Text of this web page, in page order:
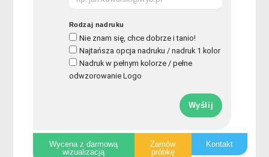
Rodzaj nadruku
Nie znam się, chce dobrze i tanio!
Najtańsza opcja nadruku / nadruk 1 kolor
Nadruk w pełnym kolorze / pełne
odwzorowanie Logo
Wyślij
Wycena z darmową
wizualizacją
Zamów
próbkę
Kontakt